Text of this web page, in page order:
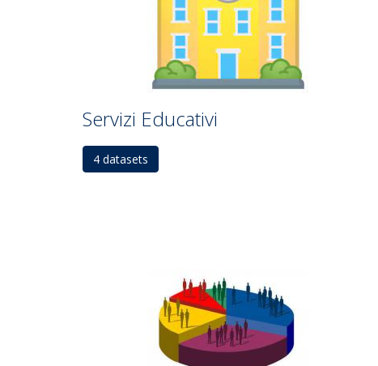
Servizi Educativi
4 datasets